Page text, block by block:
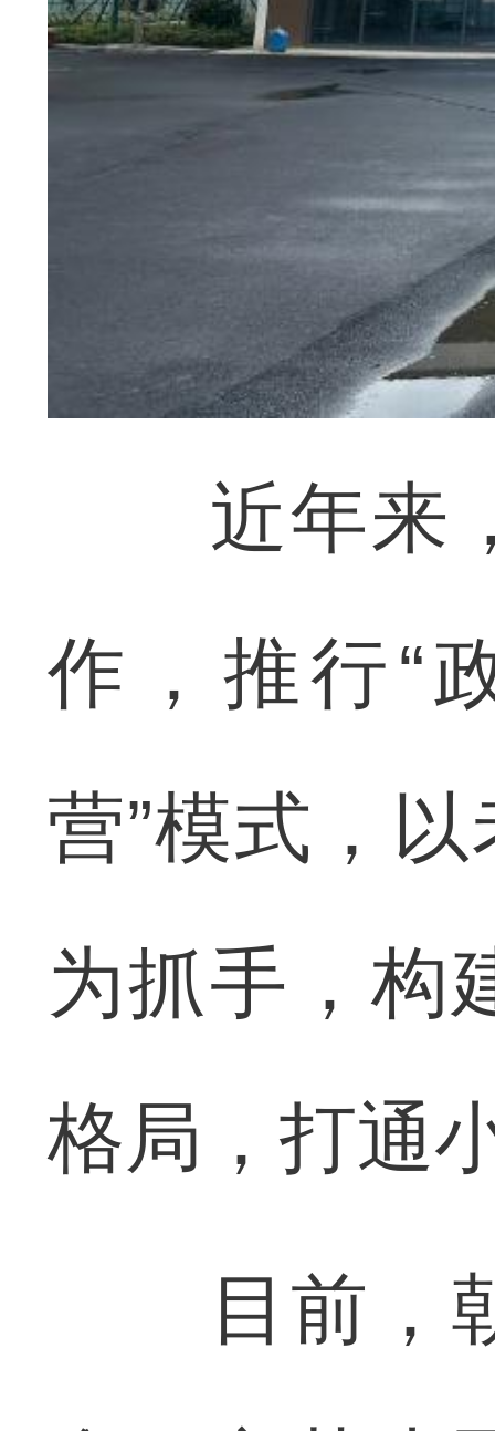
近年来，
作，推行“
营”模式，
为抓手，构
格局，打通
目前，朝